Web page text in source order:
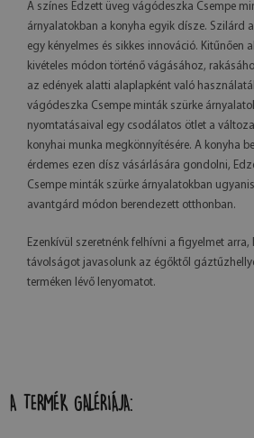
A színes Edzett üveg vágódeszka Csempe
árnyalatokban a konyha egyik dísze. Szilárd
egy kényelmes és sikkes innováció. Kitűnően
kivételes módon történő vágásához,
az edények alatti alaplapként való
vágódeszka Csempe minták szürke
nyomtatásaival egy csodálatos ötlet a
konyhai munka megkönnyítésére. A konyha
érdemes ezen dísz vásárlására gondolni,
Csempe minták szürke árnyalatokban
avantgárd módon berendezett otthonban.
Ezenkívül szeretnénk felhívni a figyelmet
távolságot javasolunk az égőktől
terméken lévő lenyomatot.
A TERMÉK GALÉRIÁJA: